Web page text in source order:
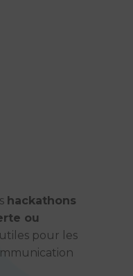
hackathons
ou
utiles pour les